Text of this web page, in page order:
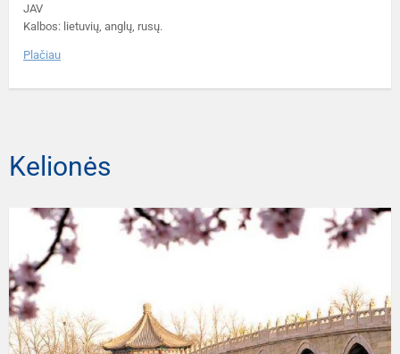
JAV
Kalbos: lietuvių, anglų, rusų.
Plačiau
Kelionės